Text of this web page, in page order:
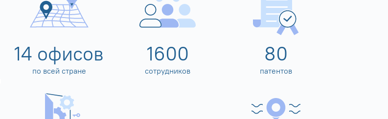
14 офисов
по всей стране
1600
сотрудников
80
патентов